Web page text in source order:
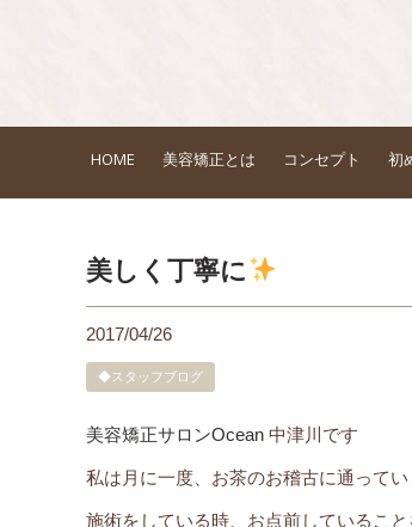
HOME 美容矯正とは コンセプト 初
美しく丁寧に
2017/04/26
◆スタッフブログ
美容矯正サロンOcean 中津川です
私は月に一度、お茶のお稽古に通ってい
施術をしている時、お点前しているこ